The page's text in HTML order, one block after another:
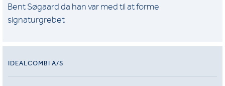
Bent Søgaard da han var med til at forme
signaturgrebet
IDEALCOMBI A/S